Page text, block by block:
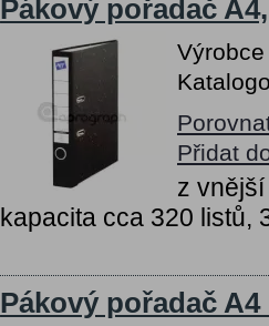
Pákový pořadač
Přidat
z
kapacita cca 320 listů,
Pákový pořadač